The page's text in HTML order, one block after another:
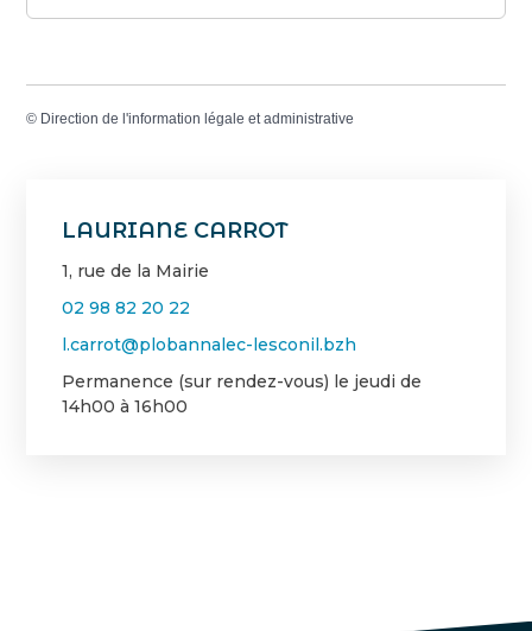
LAURIANE CARROT
1, rue de la Mairie
02 98 82 20 22
l.carrot@plobannalec-lesconil.bzh
Permanence (sur rendez-vous) le jeudi de
14h00 à 16h00
© Direction de l'information légale et administrative